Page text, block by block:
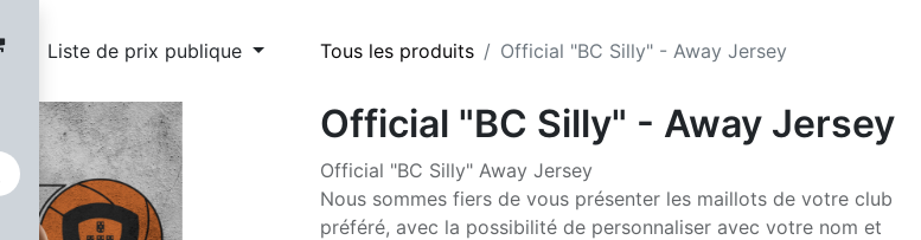
Liste de prix publique Tous les produits Official "BC Silly" - Away Jersey
Official "BC Silly" - Away Jersey
Official "BC Silly" Away Jersey
Nous sommes fiers de vous présenter les maillots de votre club
préféré, avec la possibilité de personnaliser avec votre nom et